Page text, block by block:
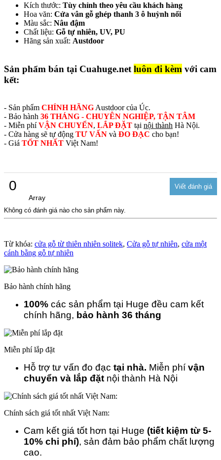
Kích thước: Tùy chỉnh theo yêu cầu khách hàng
Hoa văn: Cửa vân gỗ ghép thanh 3 ô huỳnh nổi
Màu sắc: Nâu đậm
Chất liệu: Gỗ tự nhiên, UV, PU
Hãng sản xuất: Austdoor
Sản phẩm bán tại Cuahuge.net luôn đi kèm với cam
kết:
- Sản phẩm CHÍNH HÃNG Austdoor của Úc.
- Bảo hành 36 THÁNG - CHUYÊN NGHIỆP, TẬN TÂM
- Miễn phíVẬN CHUYỂN, LẮP ĐẶT tại nội thành Hà Nội.
- Cửa hàng sẽ tự động TƯ VẤN và ĐO ĐẠC cho bạn!
- Giá TỐT NHẤT Việt Nam!
0
Array
Không có đánh giá nào cho sản phẩm này.
Từ khóa: cửa gỗ từ thiên nhiên solitek, Cửa gỗ tự nhiên, cửa một
cánh bằng gỗ tự nhiên
Bảo hành chính hãng
100% các sản phẩm tại Huge đều cam kết
chính hãng, bảo hành 36 tháng
Miễn phí lắp đặt
Hỗ trợ tư vấn đo đạc tại nhà. Miễn phí vận
chuyển và lắp đặt nội thành Hà Nội
Chính sách giá tốt nhất Việt Nam:
Cam kết giá tốt hơn tại Huge (tiết kiệm từ 5-
10% chi phí), sản đảm bảo phẩm chất lượng
cao.